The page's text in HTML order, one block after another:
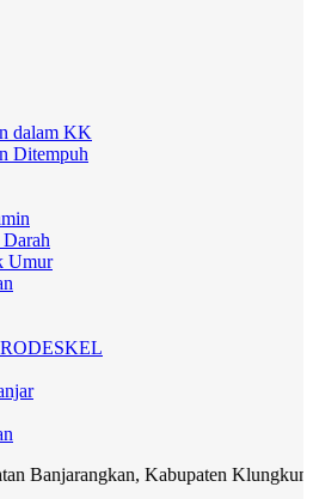
dalam KK
Ditempuh
Umur
Kabupaten Klungkung.